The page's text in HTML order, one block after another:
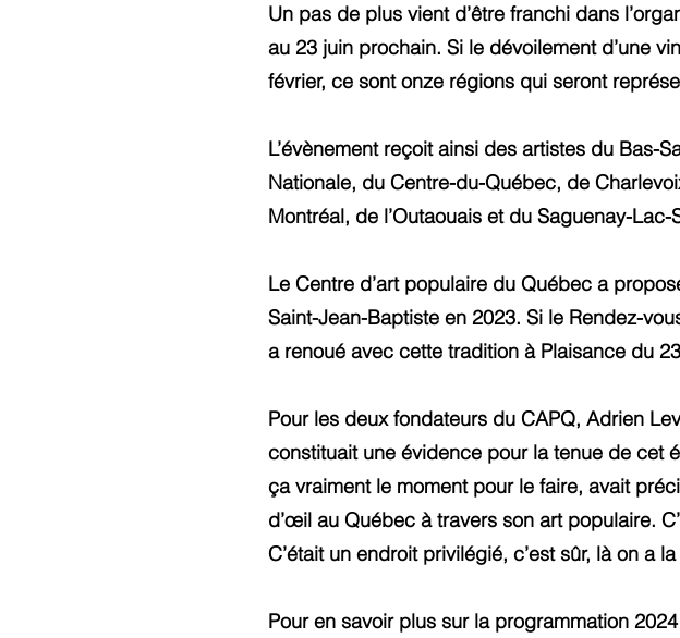
Un pas de plus vient d’être franchi dans
au 23 juin prochain. Si le dévoilement d’une
février, ce sont onze régions qui seront
L’évènement reçoit ainsi des artistes du Bas-
Nationale, du Centre-du-Québec, de
Montréal, de l’Outaouais et du Saguenay-Lac-
Le Centre d’art populaire du Québec a
Saint-Jean-Baptiste en 2023. Si le Rendez-
a renoué avec cette tradition à Plaisance du
Pour les deux fondateurs du CAPQ, Adrien
constituait une évidence pour la tenue de cet
ça vraiment le moment pour le faire, avait
d’œil au Québec à travers son art populaire.
C’était un endroit privilégié, c’est sûr, là on a
Pour en savoir plus sur la programmation